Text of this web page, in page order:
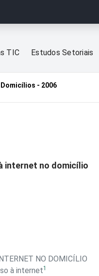
TIC Estudos Setoriais
Domicílios - 2006
internet no domicílio
NO DOMICÍLIO
à internet1